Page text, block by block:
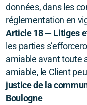
données, dans les
réglementation en
Article 18 — Litiges
les parties
amiable avant toute
amiable, le Client
justice de la
Boulogne